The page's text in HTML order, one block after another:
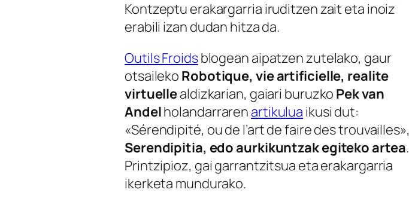
Kontzeptu erakargarria iruditzen zait eta inoiz
erabili izan dudan hitza da.
Outils Froidsblogean aipatzen zutelako, gaur
otsaileko Robotique, vie artificielle, realite
virtuellealdizkarian, gaiari buruzko Pek van
Andelholandarraren artikulua ikusi dut:
«Sérendipité, ou de l’art de faire des trouvailles»,
Serendipitia, edo aurkikuntzak egiteko artea.
Printzipioz, gai garrantzitsua eta erakargarria
ikerketa mundurako.